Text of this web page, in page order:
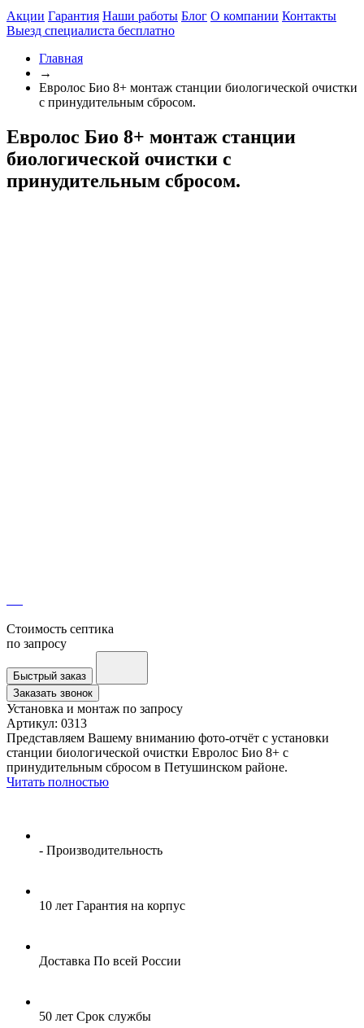
Акции Гарантия Наши работы Блог О компании Контакты
Выезд специалиста бесплатно
Главная
→
Евролос Био 8+ монтаж станции биологической очистки
с принудительным сбросом.
Евролос Био 8+ монтаж станции
биологической очистки с
принудительным сбросом.
Стоимость септика
по запросу
Быстрый заказ
Заказать звонок
Установка и монтаж по запросу
Артикул: 0313
Представляем Вашему вниманию фото-отчёт с установки
станции биологической очистки Евролос Био 8+ с
принудительным сбросом в Петушинском районе.
Читать полностью
- Производительность
10 лет Гарантия на корпус
Доставка По всей России
50 лет Срок службы